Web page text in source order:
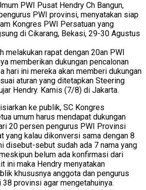
PWI Pusat Hendry Ch Bangun,
PWI provinsi, menyatakan siap
Kongres PWI Persatuan yang
di Cikarang, Bekasi, 29-30 Agustus
melakukan rapat dengan 20an PWI
memberikan dukungan pencalonan
hari ini mereka akan memberi dukungan
aturan yang ditetapkan Steering
Hendry. Kamis (7/8) di Jakarta.
ke publik, SC Kongres
umum harus mendapat dukungan
20 persen pengurus PWI Provinsi
yang kalau dikonversi sama dengan 8
disebut-sebut sudah ada 7 nama yang
belum ada konfirmasi dari
ini maka Hendry menyatakan
khususnya anggota dan pengurus
provinsi agar mengetahuinya.